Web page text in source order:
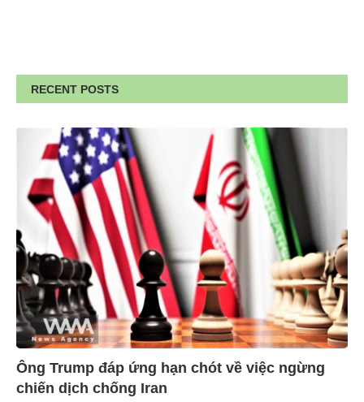
RECENT POSTS
Ông Trump đáp ứng hạn chót về việc ngừng
chiến dịch chống Iran